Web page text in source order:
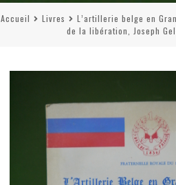
Accueil Livres
L’artillerie belge en
de la libération, Joseph